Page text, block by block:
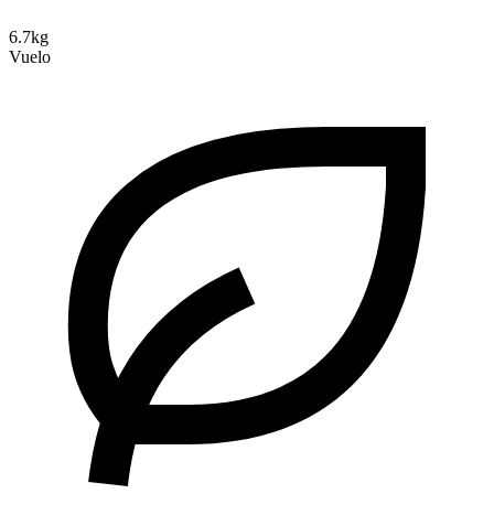
6.7kg
Vuelo